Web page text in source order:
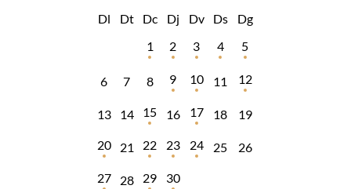
Dl Dt Dc Dj Dv Ds
Dg
1
2 3 4 5
6 7 8 9 10 11 12
13 14 15 16 17 18 19
20 21 22 23 24 25 26
27 28 29 30